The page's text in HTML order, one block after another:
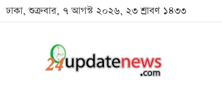
ঢাকা, শুক্রবার, ৭ আগস্ট ২০২৬, ২৩ শ্রাবণ ১৪৩৩